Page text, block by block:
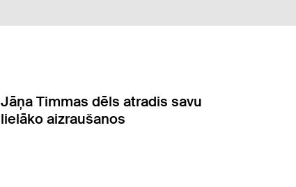
Jāņa Timmas dēls atradis savu
lielāko aizraušanos